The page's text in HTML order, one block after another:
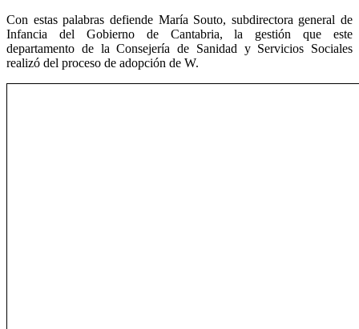
Con estas palabras defiende María Souto, subdirectora general de
Infancia del Gobierno de Cantabria, la gestión que este
departamento de la Consejería de Sanidad y Servicios Sociales
realizó del proceso de adopción de W.